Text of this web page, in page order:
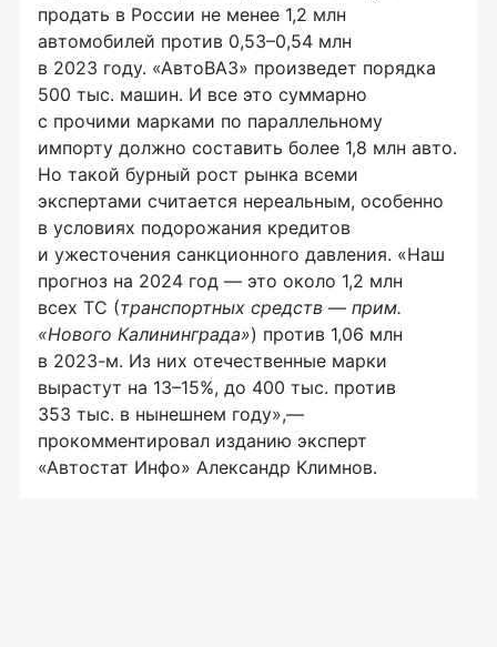
продать в России не менее 1,2 млн
автомобилей против 0,53–0,54 млн
в 2023 году. «АвтоВАЗ» произведет порядка
500 тыс. машин. И все это суммарно
с прочими марками по параллельному
импорту должно составить более 1,8 млн авто.
Но такой бурный рост рынка всеми
экспертами считается нереальным, особенно
в условиях подорожания кредитов
и ужесточения санкционного давления. «Наш
прогноз на 2024 год — это около 1,2 млн
всех ТС (транспортных средств — прим.
«Нового Калининграда») против 1,06 млн
в 2023-м. Из них отечественные марки
вырастут на 13–15%, до 400 тыс. против
353 тыс. в нынешнем году»,—
прокомментировал изданию эксперт
«Автостат Инфо» Александр Климнов.